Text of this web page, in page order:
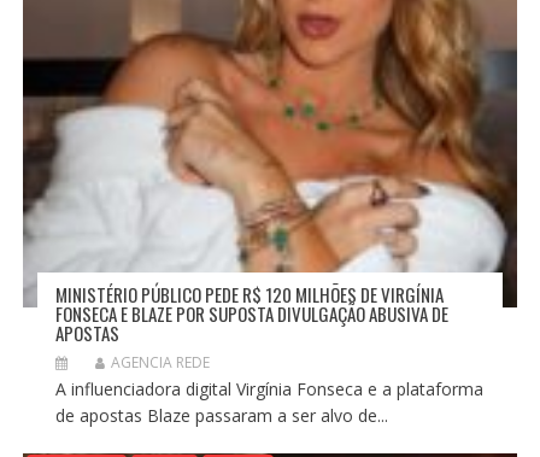
MINISTÉRIO PÚBLICO PEDE R$ 120 MILHÕES DE VIRGÍNIA
FONSECA E BLAZE POR SUPOSTA DIVULGAÇÃO ABUSIVA DE
APOSTAS
AGENCIA REDE
A influenciadora digital Virgínia Fonseca e a plataforma
de apostas Blaze passaram a ser alvo de...